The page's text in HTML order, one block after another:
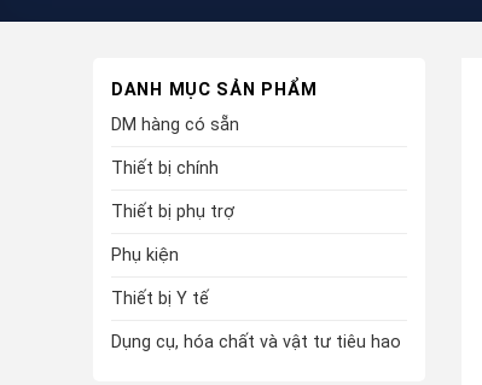
DANH MỤC SẢN PHẨM
DM hàng có sẵn
Thiết bị chính
Thiết bị phụ trợ
Phụ kiện
Thiết bị Y tế
Dụng cụ, hóa chất và vật tư tiêu hao